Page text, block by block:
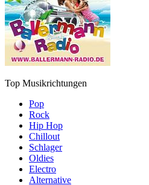
Top Musikrichtungen
Pop
Rock
Hip Hop
Chillout
Schlager
Oldies
Electro
Alternative